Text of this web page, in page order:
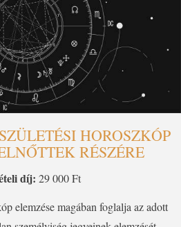
HOROSZKÓP
RÉSZÉRE
díj: 29 000 Ft
elemzése magában foglalja az adott